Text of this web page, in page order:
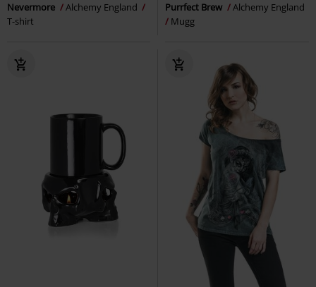
Nevermore
Alchemy England
T-shirt
Purrfect Brew
Alchemy England
Mugg